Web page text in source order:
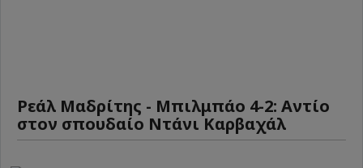
Ρεάλ Μαδρίτης - Μπιλμπάο 4-2: Αντίο
στον σπουδαίο Ντάνι Καρβαχάλ